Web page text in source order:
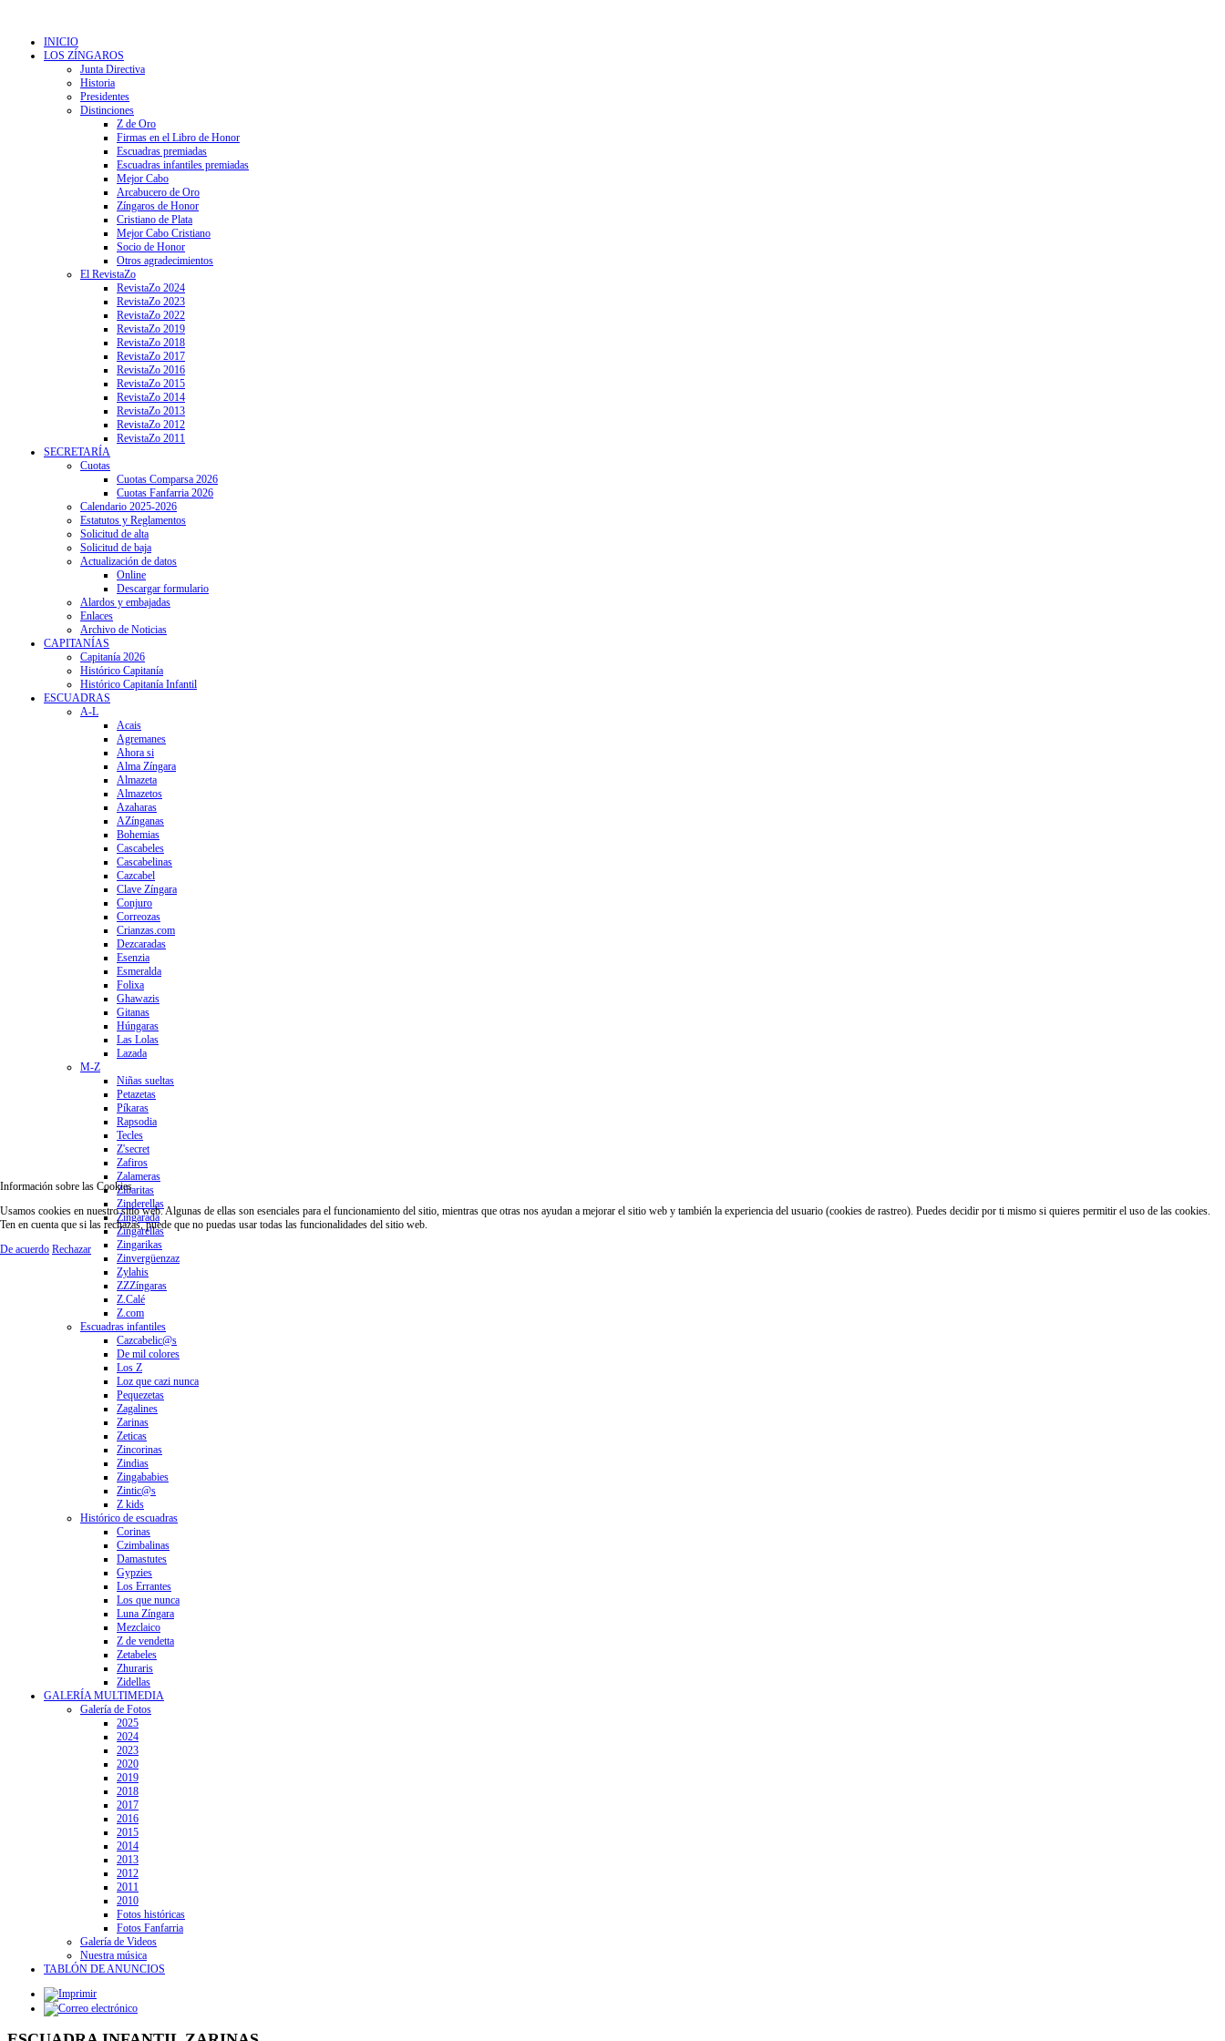
INICIO
LOS ZÍNGAROS
Junta Directiva
Historia
Presidentes
Distinciones
Z de Oro
Firmas en el Libro de Honor
Escuadras premiadas
Escuadras infantiles premiadas
Mejor Cabo
Arcabucero de Oro
Zíngaros de Honor
Cristiano de Plata
Mejor Cabo Cristiano
Socio de Honor
Otros agradecimientos
El RevistaZo
RevistaZo 2024
RevistaZo 2023
RevistaZo 2022
RevistaZo 2019
RevistaZo 2018
RevistaZo 2017
RevistaZo 2016
RevistaZo 2015
RevistaZo 2014
RevistaZo 2013
RevistaZo 2012
RevistaZo 2011
SECRETARÍA
Cuotas
Cuotas Comparsa 2026
Cuotas Fanfarria 2026
Calendario 2025-2026
Estatutos y Reglamentos
Solicitud de alta
Solicitud de baja
Actualización de datos
Online
Descargar formulario
Alardos y embajadas
Enlaces
Archivo de Noticias
CAPITANÍAS
Capitanía 2026
Histórico Capitanía
Histórico Capitanía Infantil
ESCUADRAS
A-L
Acais
Agremanes
Ahora si
Alma Zíngara
Almazeta
Almazetos
Azaharas
AZínganas
Bohemias
Cascabeles
Cascabelinas
Cazcabel
Clave Zíngara
Conjuro
Correozas
Crianzas.com
Dezcaradas
Esenzia
Esmeralda
Folixa
Ghawazis
Gitanas
Húngaras
Las Lolas
Lazada
M-Z
Niñas sueltas
Petazetas
Píkaras
Rapsodia
Tecles
Z'secret
Zafiros
Zalameras
Zibaritas
Zinderellas
Zingarada
Zingarellas
Zingarikas
Zinvergüenzaz
Zylahis
ZZZíngaras
Z.Calé
Z.com
Escuadras infantiles
Cazcabelic@s
De mil colores
Los Z
Loz que cazi nunca
Pequezetas
Zagalines
Zarinas
Zeticas
Zincorinas
Zindias
Zingababies
Zintic@s
Z kids
Histórico de escuadras
Corinas
Czimbalinas
Damastutes
Gypzies
Los Errantes
Los que nunca
Luna Zíngara
Mezclaico
Z de vendetta
Zetabeles
Zhuraris
Zidellas
GALERÍA MULTIMEDIA
Galería de Fotos
2025
2024
2023
2020
2019
2018
2017
2016
2015
2014
2013
2012
2011
2010
Fotos históricas
Fotos Fanfarria
Galería de Videos
Nuestra música
TABLÓN DE ANUNCIOS
Información sobre las Cookies
Usamos cookies en nuestro sitio web. Algunas de ellas son esenciales para el funcionamiento del sitio, mientras que otras nos ayudan a mejorar el sitio web y también la experiencia del usuario (cookies de rastreo). Puedes decidir por ti mismo si quieres permitir el uso de las cookies.
Ten en cuenta que si las rechazas, puede que no puedas usar todas las funcionalidades del sitio web.
De acuerdo Rechazar